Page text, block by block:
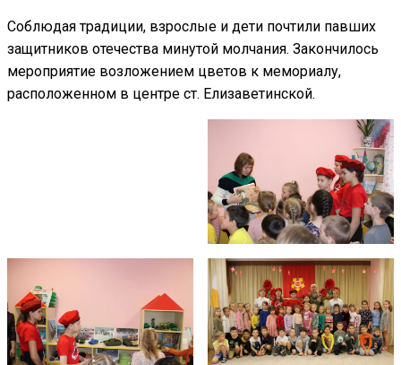
Соблюдая традиции, взрослые и дети почтили павших
защитников отечества минутой молчания. Закончилось
мероприятие возложением цветов к мемориалу,
расположенном в центре ст. Елизаветинской.